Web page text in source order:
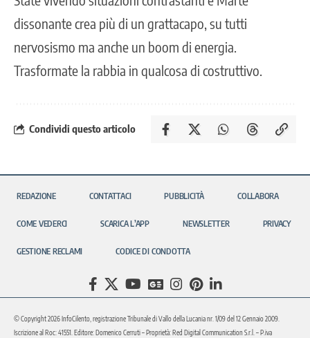
dissonante crea più di un grattacapo, su tutti
nervosismo ma anche un boom di energia.
Trasformate la rabbia in qualcosa di costruttivo.
Condividi questo articolo
REDAZIONE CONTATTACI PUBBLICITÀ COLLABORA
COME VEDERCI SCARICA L’APP NEWSLETTER PRIVACY
GESTIONE RECLAMI CODICE DI CONDOTTA
© Copyright 2026 InfoCilento, registrazione Tribunale di Vallo della Lucania nr. 1/09 del 12 Gennaio 2009.
Iscrizione al Roc: 41551. Editore: Domenico Cerruti – Proprietà: Red Digital Communication S.r.l. – P.iva